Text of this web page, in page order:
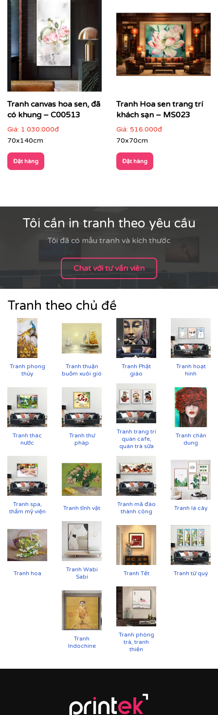
Tranh canvas hoa sen, đã
có khung – C00513
Giá: 1.030.000đ
70x140cm
Đặt hàng
Tranh Hoa sen trang trí
khách sạn – MS023
Giá: 516.000đ
70x70cm
Đặt hàng
Tôi cần in tranh theo yêu cầu
Tôi đã có mẫu tranh và kích thước
Chat với tư vấn viên
Tranh theo chủ đề
Tranh phong
thủy
Tranh thuận
buồm xuôi gió
Tranh Phật
giáo
Tranh hoạt
hình
Tranh thác
nước
Tranh thư
pháp
Tranh trang trí
quán cafe,
quán trà sữa
Tranh chân
dung
Tranh spa,
thẩm mỹ viện
Tranh tĩnh vật
Tranh mã đáo
thành công
Tranh lá cây
Tranh hoa
Tranh Wabi
Sabi
Tranh Tết Tranh tứ quý
Tranh
Indochine
Tranh phòng
trà, tranh
thiền